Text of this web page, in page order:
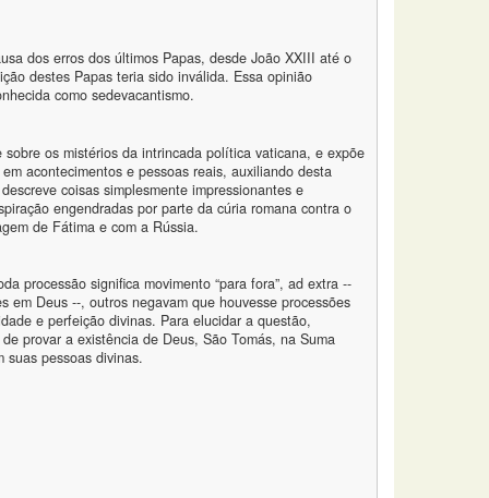
dos erros dos últimos Papas, desde João XXIII até o
destes Papas teria sido inválida. Essa opinião
como sedevacantismo.
os mistérios da intrincada política vaticana, e expõe
acontecimentos e pessoas reais, auxiliando desta
coisas simplesmente impressionantes e
engendradas por parte da cúria romana contra o
de Fátima e com a Rússia.
processão significa movimento “para fora”, ad extra --
em Deus --, outros negavam que houvesse processões
e perfeição divinas. Para elucidar a questão,
provar a existência de Deus, São Tomás, na Suma
suas pessoas divinas.